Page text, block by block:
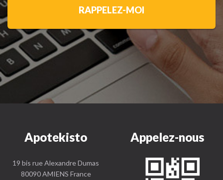
RAPPELEZ-MOI
Apotekisto
19 bis rue Alexandre Dumas
80090 AMIENS France
Appelez-nous